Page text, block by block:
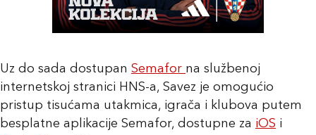
Uz do sada dostupan Semafor na službenoj
internetskoj stranici HNS-a, Savez je omogućio
pristup tisućama utakmica, igrača i klubova putem
besplatne aplikacije Semafor, dostupne za iOS i